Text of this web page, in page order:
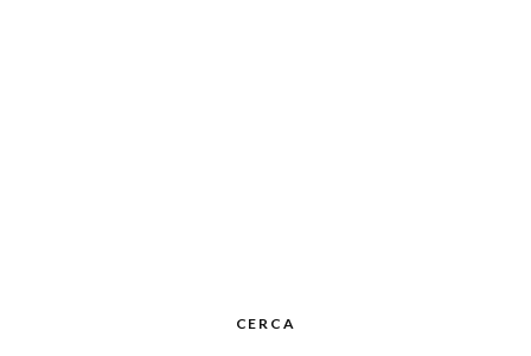
CERCA